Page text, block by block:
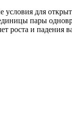
для
пары
роста и падения